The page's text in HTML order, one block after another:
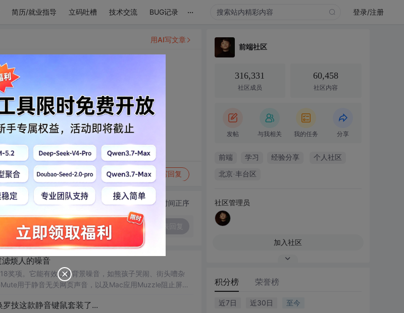
简历/就业指导 立码吐槽 技术交流 BUG记录 ... 登录/注册
态 举报 写回复
用AI写文章
切换为时间正序
烦人的噪音
奖项。它能有效过滤背景噪音，如熊孩子哭闹、街头嘈杂
用于静音无关网页声音，以及Mac应用Muzzle阻止屏幕
技这款静音键鼠套装了...
前端社区
316,331
社区成员
60,458
社区内容
发帖 与我相关 我的任务 分享
前端 学习 经验分享 个人社区
北京·丰台区
社区管理员
加入社区
积分榜 荣誉榜
近7日 近30日 至今